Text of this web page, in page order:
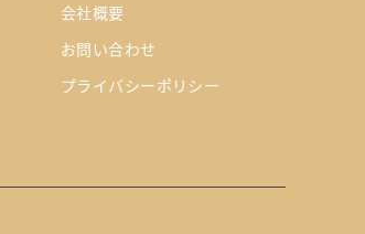
会社概要
お問い合わせ
プライバシーポリシー